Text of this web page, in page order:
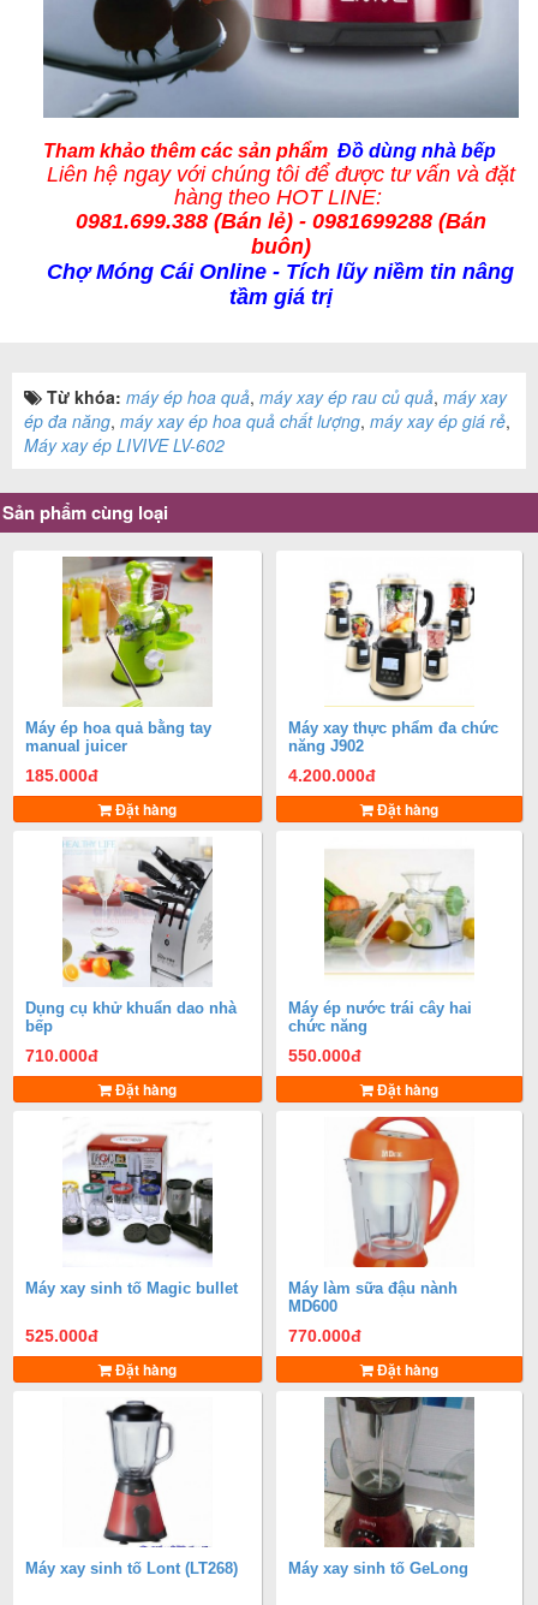
Tham khảo thêm các sản phẩm Đồ dùng nhà bếp
Liên hệ ngay với chúng tôi để được tư vấn và đặt
hàngtheo HOT LINE:
0981.699.388 (Bán lẻ) - 0981699288 (Bán
buôn)
Chợ Móng Cái Online - Tích lũy niềm tin nâng
tầm giá trị
Từ khóa: máy ép hoa quả, máy xay ép rau củ quả, máy xay
ép đa năng, máy xay ép hoa quả chất lượng, máy xay ép giá rẻ,
Máy xay ép LIVIVE LV-602
Sản phẩm cùng loại
Máy ép hoa quả bằng tay
manual juicer
185.000đ
Đặt hàng
Máy xay thực phẩm đa chức
năng J902
4.200.000đ
Đặt hàng
Dụng cụ khử khuẩn dao nhà
bếp
710.000đ
Đặt hàng
Máy ép nước trái cây hai
chức năng
550.000đ
Đặt hàng
Máy xay sinh tố Magic bullet
525.000đ
Đặt hàng
Máy làm sữa đậu nành
MD600
770.000đ
Đặt hàng
Máy xay sinh tố Lont (LT268) Máy xay sinh tố GeLong